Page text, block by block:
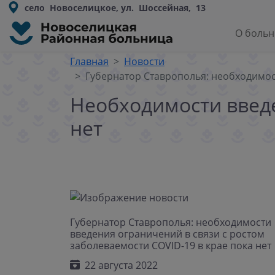
село Новоселицкое, ул. Шоссейная, 13
О
Главная
Новости
Губернатор Cтаврополья:
Необходимости
нет
Губернатор Cтаврополья: необходимости
введения ограничений в связи с ростом
заболеваемости COVID-19 в крае пока нет
22 августа 2022